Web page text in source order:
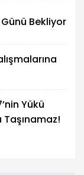
Günü Bekliyor
Yükü
Taşınamaz!